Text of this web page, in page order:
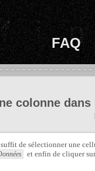
FAQ
colonne dans
de sélectionner une
et enfin de cliquer